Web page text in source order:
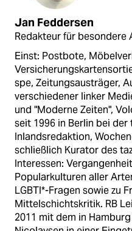
Jan Feddersen
Redakteur für besondere
Einst: Postbote,
spe, Zeitungsausträger,
verschiedener linker
und "Moderne Zeiten",
seit 1996 in Berlin bei der
Inlandsredaktion,
schließlich Kurator des
Interessen:
Popularkulturen aller
LGBTI*-Fragen sowie zu
Mittelschichtskritik. RB
2011 mit dem in